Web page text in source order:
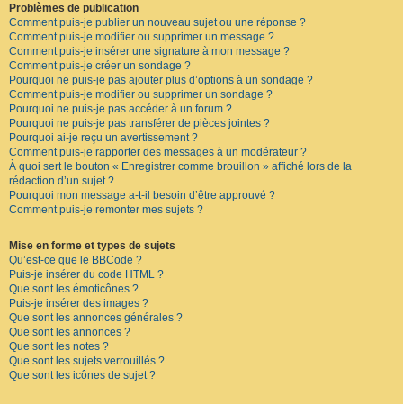
Problèmes de publication
Comment puis-je publier un nouveau sujet ou une réponse ?
Comment puis-je modifier ou supprimer un message ?
Comment puis-je insérer une signature à mon message ?
Comment puis-je créer un sondage ?
Pourquoi ne puis-je pas ajouter plus d’options à un sondage ?
Comment puis-je modifier ou supprimer un sondage ?
Pourquoi ne puis-je pas accéder à un forum ?
Pourquoi ne puis-je pas transférer de pièces jointes ?
Pourquoi ai-je reçu un avertissement ?
Comment puis-je rapporter des messages à un modérateur ?
À quoi sert le bouton « Enregistrer comme brouillon » affiché lors de la
rédaction d’un sujet ?
Pourquoi mon message a-t-il besoin d’être approuvé ?
Comment puis-je remonter mes sujets ?
Mise en forme et types de sujets
Qu’est-ce que le BBCode ?
Puis-je insérer du code HTML ?
Que sont les émoticônes ?
Puis-je insérer des images ?
Que sont les annonces générales ?
Que sont les annonces ?
Que sont les notes ?
Que sont les sujets verrouillés ?
Que sont les icônes de sujet ?